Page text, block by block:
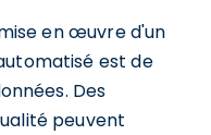
en œuvre d'un
est de
Des
peuvent